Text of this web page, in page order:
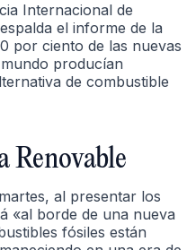
Internacional de
el informe de la
por ciento de las nuevas
producían
de combustible
Renovable
al presentar los
«al borde de una nueva
fósiles están